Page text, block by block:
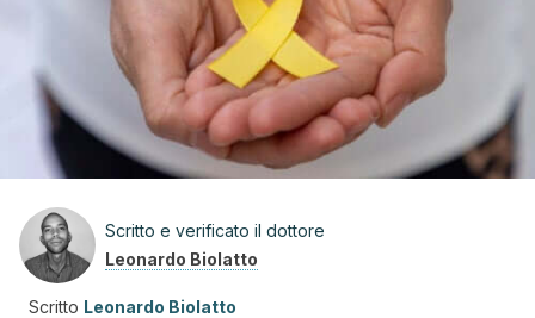
Scritto e verificato il dottore
Leonardo Biolatto
Scritto Leonardo Biolatto